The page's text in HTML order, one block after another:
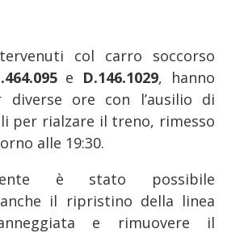
col carro soccorso
e D.146.1029, hanno
diverse ore con l’ausilio di
per rialzare il treno, rimesso
alle 19:30.
è stato possibile
il ripristino della linea
e rimuovere il